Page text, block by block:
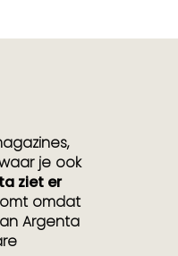
je ook
ziet er
omdat
Argenta